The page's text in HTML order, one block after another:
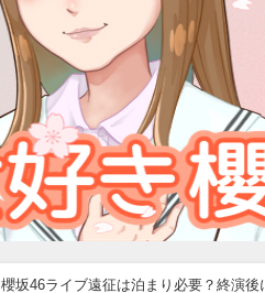
櫻坂46ライブ遠征は泊まり必要？終演後